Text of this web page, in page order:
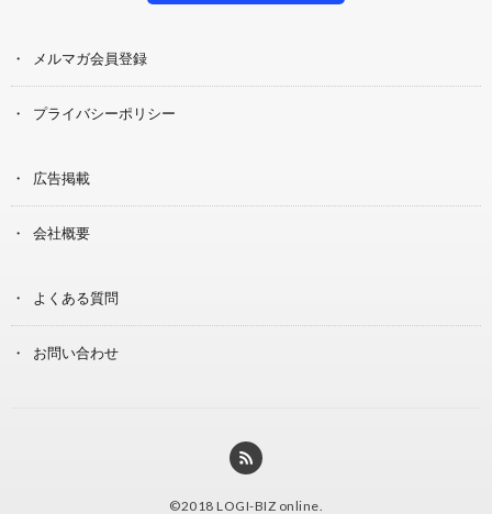
メルマガ会員登録
プライバシーポリシー
広告掲載
会社概要
よくある質問
お問い合わせ
©2018 LOGI-BIZ online.